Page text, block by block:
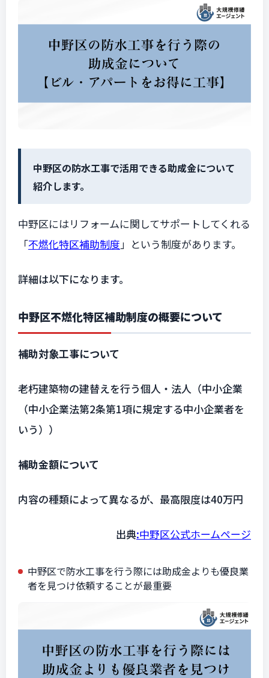
中野区の防水工事で活用できる助成金について
紹介します。
中野区にはリフォームに関してサポートしてくれる
「不燃化特区補助制度 」 という制度があります。
詳細は以下になります。
中野区不燃化特区補助制度の概要について
補助対象工事について
老朽建築物の建替えを行う個人・法人（中小企業
（中小企業法第2条第1項に規定する中小企業者を
いう））
補助金額について
内容の種類によって異なるが、最高限度は40万円
出典:中野区公式ホームページ
中野区で防水工事を行う際には助成金よりも優良業
者を見つけ依頼することが最重要